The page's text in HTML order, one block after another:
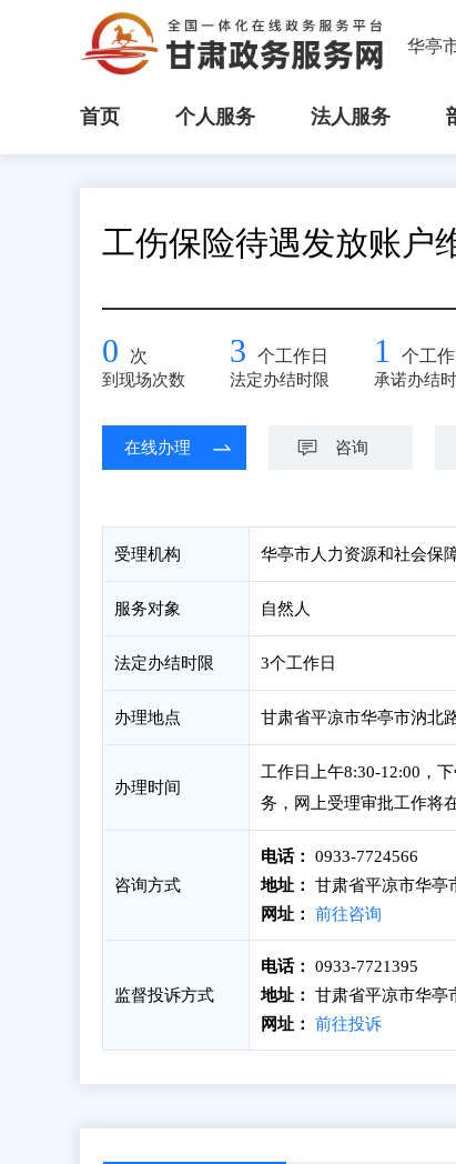
华亭
首页 个人服务 法人服务
工伤保险待遇发放账户
0 次
到现场次数
3 个工作日
法定办结时限
1 个工作
承诺办结
在线办理 咨询
受理机构 华亭市人力资源和社会保
服务对象 自然人
法定办结时限 3个工作日
办理地点 甘肃省平凉市华亭市汭北
办理时间
工作日上午8:30-12:00，
务，网上受理审批工作将
咨询方式
电话：
0933-7724566
地址：
甘肃省平凉市华亭
网址：
前往咨询
监督投诉方式
电话：
0933-7721395
地址：
甘肃省平凉市华亭
网址：
前往投诉